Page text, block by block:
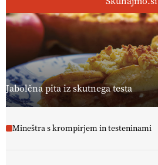
Jabolčna pita iz skutnega testa
Mineštra s krompirjem in testeninami